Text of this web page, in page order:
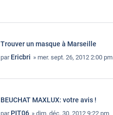
Trouver un masque à Marseille
par Ericbri » mer. sept. 26, 2012 2:00 pm
BEUCHAT MAXLUX: votre avis !
par PIT06 » dim. déc. 30, 2012 9:22 pm